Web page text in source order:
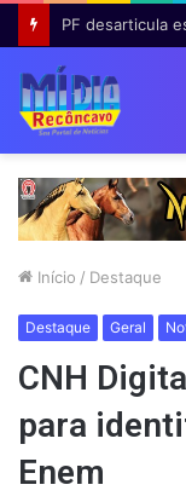
Início / Destaque
Destaque Geral
CNH
para
Enem